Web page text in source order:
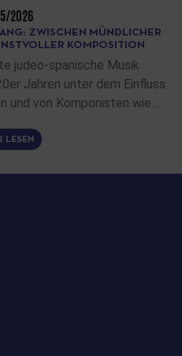
2026
ZWISCHEN MÜNDLICHER
KOMPOSITION
judeo-spanische Musik
Jahren unter dem Einfluss
und von Komponisten wie…
LESEN